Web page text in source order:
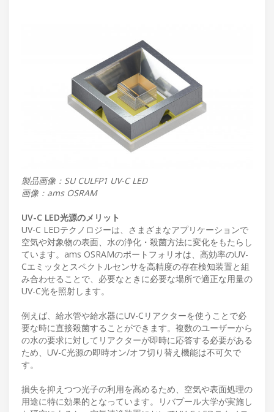
製品画像：SU CULFP1 UV-C LED
画像：ams OSRAM
UV-C LED光源のメリット
UV-C LEDテクノロジーは、さまざまなアプリケーションで
空気や対象物の表面、水の浄化・殺菌方法に変化をもたらし
ています。ams OSRAMのポートフォリオは、高効率のUV-
Cエミッタとスペクトルセンサを高精度の存在検知装置と組
み合わせることで、必要なときに必要な場所で適正な用量の
UV-C光を照射します。
例えば、給水管や給水器にUV-Cリアクターを使うことで必
要な時に直接殺菌することができます。複数のユーザーから
の水の要求に対してリアクターが即時に応答する必要がある
ため、UV-C光源の即時オン/オフ切り替え機能は不可欠で
す。
損失を抑えつつ光子の利用を高めるため、空気や表面処理の
用途に特に効果的となっています。リバプール大学が実施し